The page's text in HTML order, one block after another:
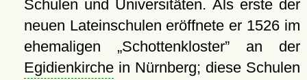
Schulen und Universitäten. Als erste der
neuen Lateinschulen eröffnete er 1526 im
ehemaligen
Schottenkloster an der
Egidienkirchein Nürnberg; diese Schulen